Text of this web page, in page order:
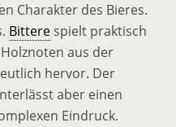
Charakter des Bieres.
Bittere spielt praktisch
aus der
hervor. Der
aber einen
Eindruck.